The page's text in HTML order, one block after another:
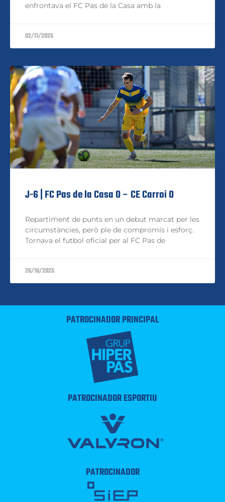
enfrontava el FC Pas de la Casa amb la
02/11/2025
J-6 | FC Pas de la Casa 0 – CE Carroi 0
Repartiment de punts en un debut marcat per les
circumstàncies, però ple de compromís i esforç.
Tornava el futbol oficial per al FC Pas de
26/10/2025
PATROCINADOR PRINCIPAL
PATROCINADOR ESPORTIU
PATROCINADOR